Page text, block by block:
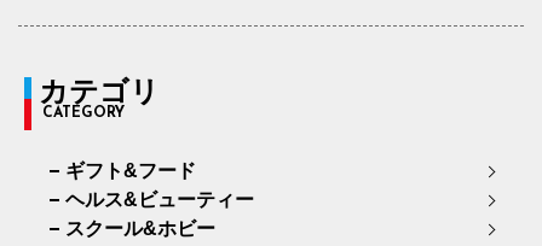
カテゴリ
CATEGORY
ギフト&フード
ヘルス&ビューティー
スクール&ホビー